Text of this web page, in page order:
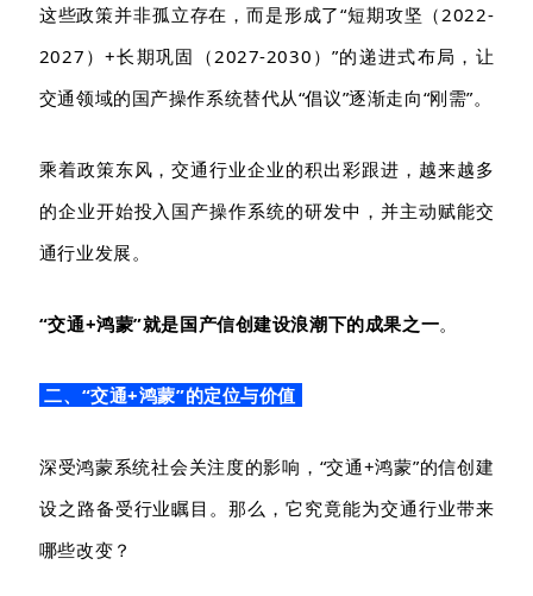
这些政策并非孤立存在，而是形成了“短期攻坚（2022-
2027）+长期巩固（2027-2030）”的递进式布局，让
交通领域的国产操作系统替代从“倡议”逐渐走向“刚需”。
乘着政策东风，交通行业企业的积出彩跟进，越来越多
的企业开始投入国产操作系统的研发中， 并主动赋能交
通行业发展。
“交通+鸿蒙”就是国产信创建设浪潮下的成果之一。
二、“交通+鸿蒙”的定位与价值
深受鸿蒙系统社会关注度的影响 ， “交通+鸿蒙”的信创建
设之路备受行业瞩目。那么，它究竟能为交通行业带来
哪些改变 ？